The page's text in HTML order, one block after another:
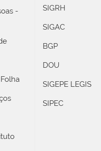
-
SIGRH
SIGAC
BGP
DOU
SIGEPE LEGIS
SIPEC